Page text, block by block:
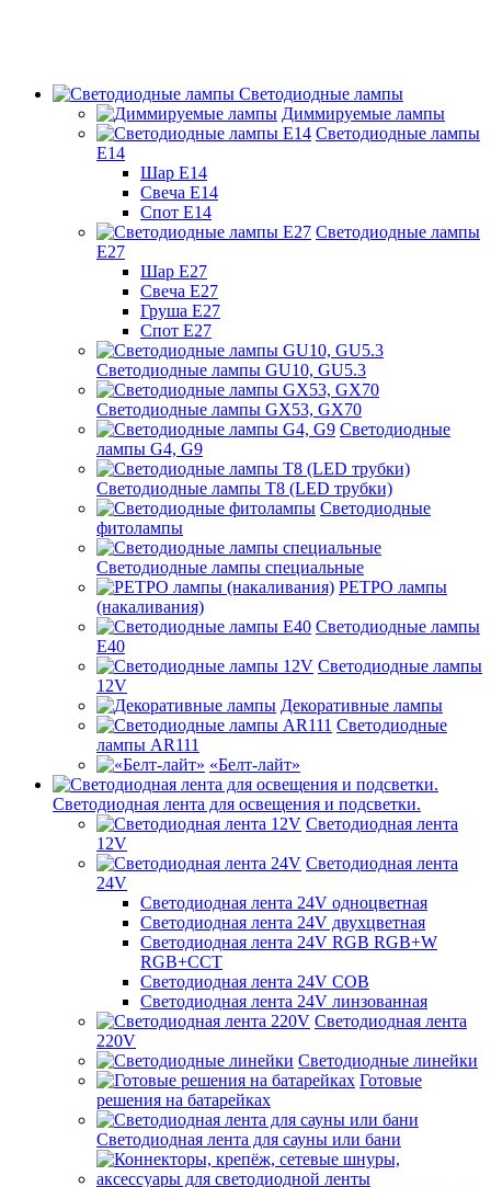
Светодиодные лампы
Диммируемые лампы
Светодиодные лампы
Е14
Шар Е14
Свеча Е14
Спот Е14
Светодиодные лампы
Е27
Шар Е27
Свеча Е27
Груша Е27
Спот Е27
Светодиодные лампы GU10, GU5.3
Светодиодные лампы GX53, GX70
Светодиодные
лампы G4, G9
Светодиодные лампы Т8 (LED трубки)
Светодиодные
фитолампы
Светодиодные лампы специальные
РЕТРО лампы
(накаливания)
Светодиодные лампы
E40
Светодиодные лампы
12V
Декоративные лампы
Светодиодные
лампы AR111
«Белт-лайт»
Светодиодная лента для освещения и подсветки.
Светодиодная лента
12V
Светодиодная лента
24V
Светодиодная лента 24V одноцветная
Светодиодная лента 24V двухцветная
Светодиодная лента 24V RGB RGB+W
RGB+CCT
Светодиодная лента 24V COB
Светодиодная лента 24V линзованная
Светодиодная лента
220V
Светодиодные линейки
Готовые
решения на батарейках
Светодиодная лента для сауны или бани